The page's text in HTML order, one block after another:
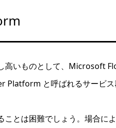
高いものとして、Microsoft
Platform と呼ばれるサービス
ことは困難でしょう。場合に